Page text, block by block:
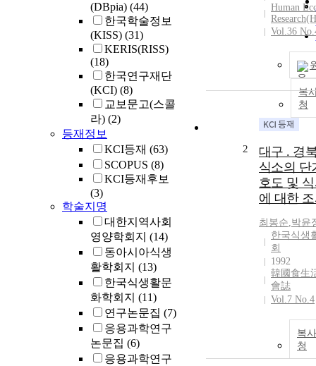
(DBpia) (44)
한국학술정보
(KISS) (31)
KERIS(RISS)
(18)
한국연구재단
(KCI) (8)
교보문고(스콜
라) (2)
등재정보
KCI등재 (63)
SCOPUS (8)
KCI등재후보
(3)
학술지명
대한지역사회
영양학회지 (14)
동아시아식생
활학회지 (13)
한국식생활문
화학회지 (11)
연구논문집 (7)
응용과학연구
논문집 (6)
응용과학연구
Human
Vol.36
복
청
2
대구 . 경
식소의 단
호도 및
에 대한
최봉순,박윤
한국식생
회
1992
韓國食生
會誌
Vol.7 No.4
복
청